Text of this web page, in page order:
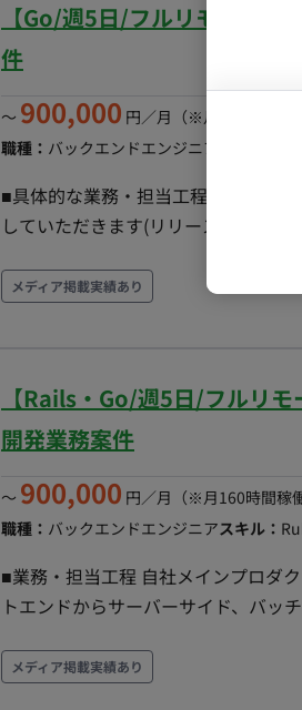
Vue.js ・DB： ・インフラ：AWS
【Go/週5日/フルリモート】
件
〜 900,000 円／月 （※月160時間稼
職種： バックエンドエンジニア
■具体的な業務・担当工程 ・メンバ
していただきます(リリース前の本格
ります。 ・開発フェーズ：4年前か
サービスリリース 実際に多くの企
開発を進めます。 ■AIツール Devin claude 自社開発のAI ■チーム環境 プロダクト全体：50名ほど
開発チーム：30名 LQA、インフラ、モバイル、Webチーム Webチーム：10名 L今回はWeb
ム分けはされておらず、フロントが
と各メンバーのスキルに濃淡があります。 チーム単位で協力して作業を進めるように
す。
メディア掲載実績あり
【Rails・Go/週5日/フルリ
開発業務案件
〜 900,000 円／月 （※月160時間稼
職種： バックエンドエンジニアスキル：
■業務・担当工程 自社メインプロダ
トエンドからサーバーサイド、バッ
ます。 ※お強みに合わせて要相談
ューと、開発の工程を一通り担当し
ディングまでといった限られた役
メディア掲載実績あり